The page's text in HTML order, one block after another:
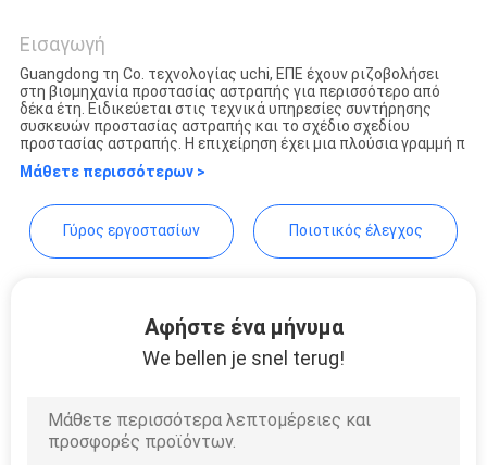
SITEMAP
PRIVACY
POLICY
Εισαγωγή
Guangdong τη Co. τεχνολογίας uchi, ΕΠΕ έχουν ριζοβολήσει
στη βιομηχανία προστασίας αστραπής για περισσότερο από
δέκα έτη. Ειδικεύεται στις τεχνικά υπηρεσίες συντήρησης
συσκευών προστασίας αστραπής και το σχέδιο σχεδίου
προστασίας αστραπής. Η επιχείρηση έχει μια πλούσια γραμμή π
Μάθετε περισσότερων >
Γύρος εργοστασίων Ποιοτικός έλεγχος
Αφήστε ένα μήνυμα
We bellen je snel terug!